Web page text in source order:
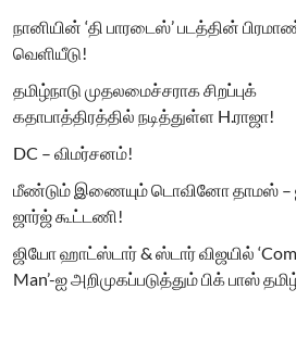
நானியின் ‘தி பாரடைஸ்’ படத்தின்
வெளியீடு!
தமிழ்நாடு முதலமைச்சராக சிறப்புக்
கதாபாத்திரத்தில் நடித்துள்ள H.ராஜா!
DC – விமர்சனம்!
மீண்டும் இணையும் டொவினோ தாமஸ் –
ஜார்ஜ் கூட்டணி!
ஜியோ ஹாட்ஸ்டார் & ஸ்டார் விஜயில்
Man’-ஐ அறிமுகப்படுத்தும் பிக் பாஸ்